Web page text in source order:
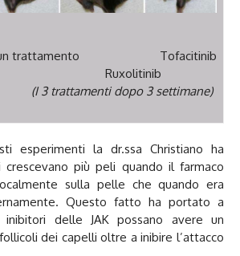
trattamento Tofacitinib
Ruxolitinib
trattamenti dopo 3 settimane)
esperimenti la dr.ssa Christiano ha
più peli quando il farmaco
sulla pelle che quando era
Questo fatto ha portato a
delle JAK possano avere un
dei capelli oltre a inibire l’attacco